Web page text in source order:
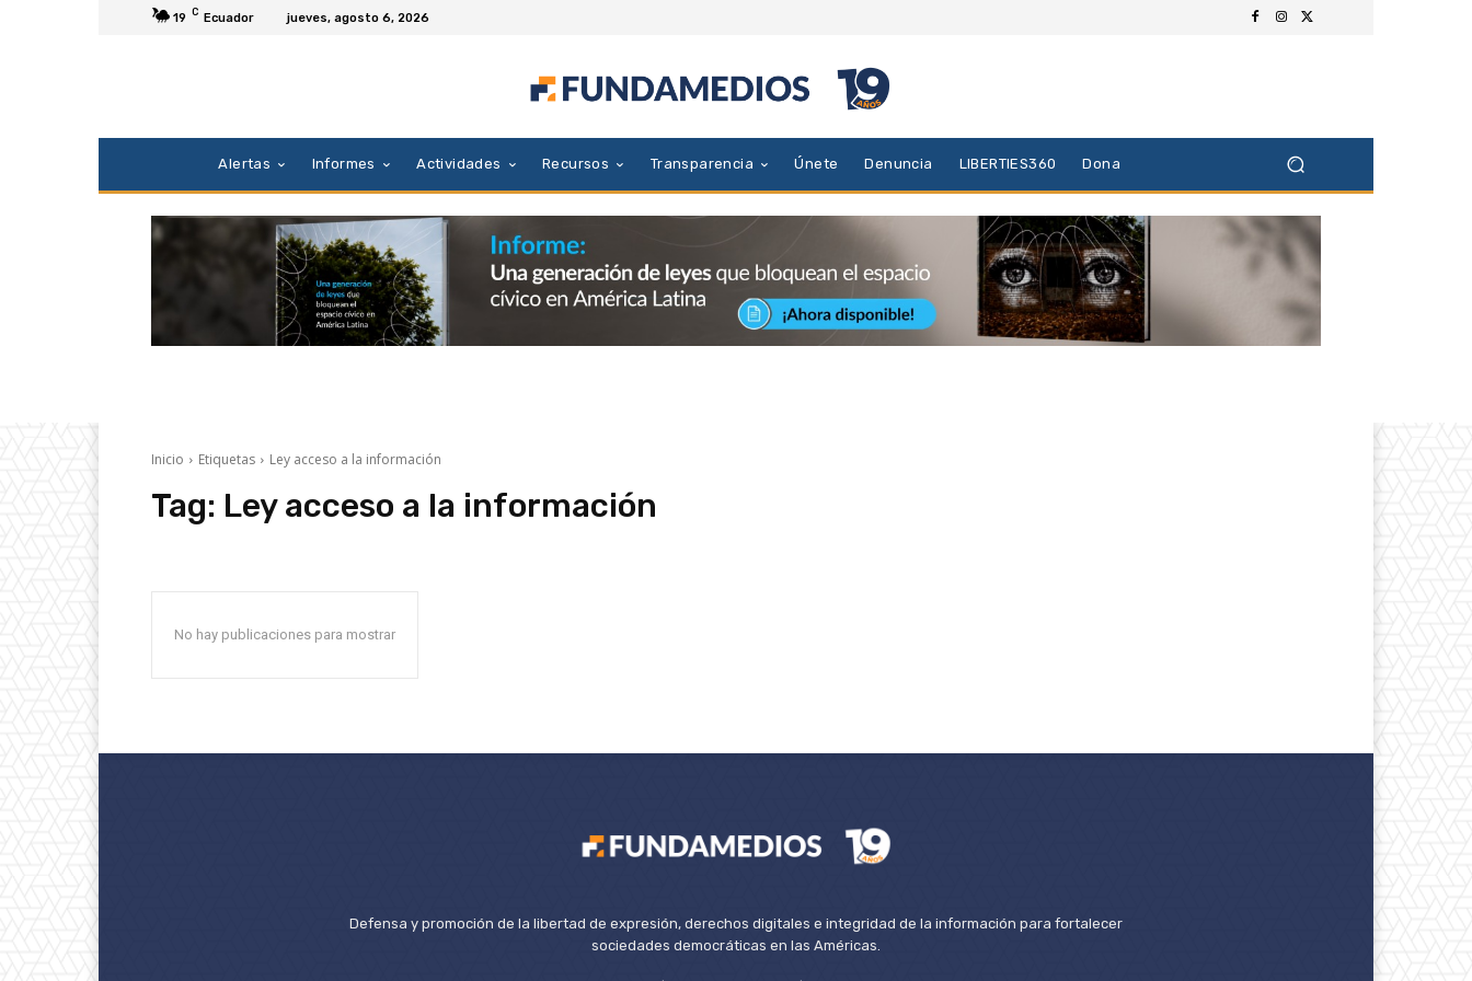
19 C Ecuador jueves, agosto 6, 2026
Alertas Informes Actividades Recursos Transparencia Únete Denuncia LIBERTIES360 Dona
Inicio Etiquetas Ley acceso a la información
Tag: Ley acceso a la información
No hay publicaciones para mostrar
Defensa y promoción de la libertad de expresión, derechos digitales e integridad de la información para fortalecer
sociedades democráticas en las Américas.